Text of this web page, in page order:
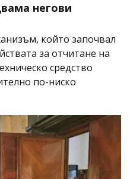
негови
който започвал
за отчитане на
средство
по-ниско